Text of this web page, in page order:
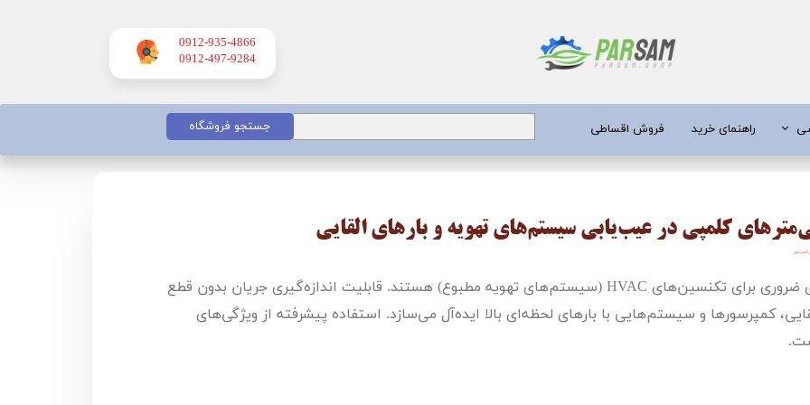
0912-935-4866
​​​​​​​0912-497-9284
عمیق
کش
راهنمای خرید فروش اقساطی جستجو فروشگاه
کلمپی در عیب‌یابی سیستم‌های تهویه و بارهای القایی
کمپرسور
ضروری برای تکنسین‌های HVAC (سیستم‌های تهویه مطبوع) هستند. قابلیت اندازه‌گیری جریان بدون قطع
کمپرسورها و سیستم‌هایی با بارهای لحظه‌ای بالا ایده‌آل می‌سازد. استفاده پیشرفته از ویژگی‌های